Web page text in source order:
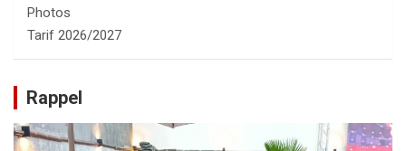
Photos
Tarif 2026/2027
Rappel